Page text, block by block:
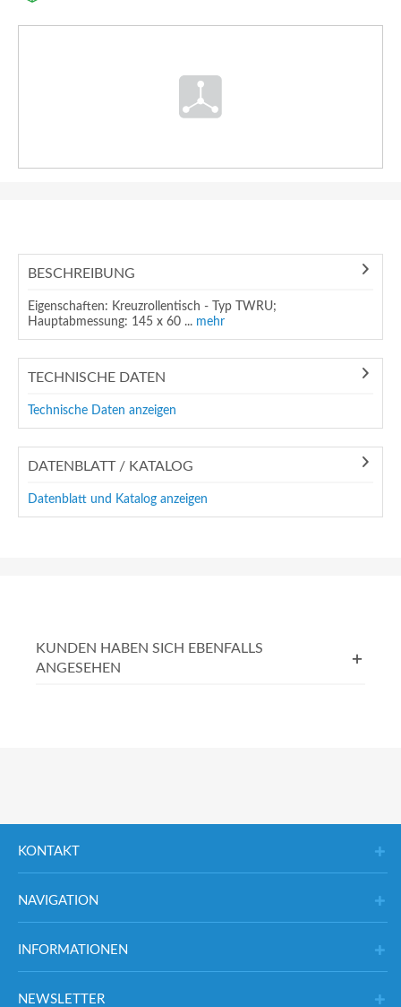
BESCHREIBUNG
Eigenschaften: Kreuzrollentisch - Typ TWRU;
Hauptabmessung: 145 x 60 ... mehr
TECHNISCHE DATEN
Technische Daten anzeigen
DATENBLATT / KATALOG
Datenblatt und Katalog anzeigen
KUNDEN HABEN SICH EBENFALLS
ANGESEHEN
KONTAKT
NAVIGATION
INFORMATIONEN
NEWSLETTER